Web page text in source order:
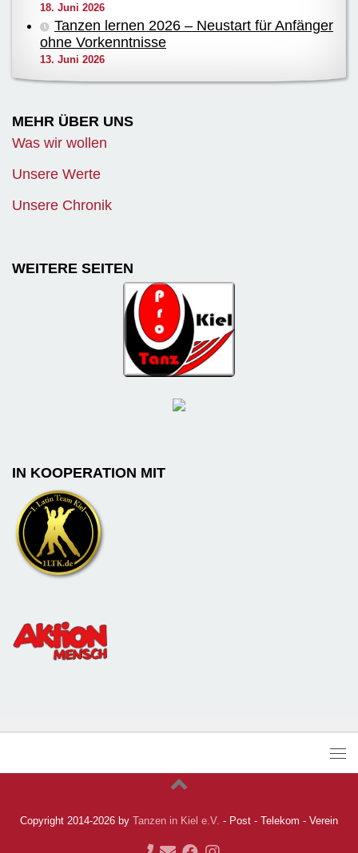
18. Juni 2026
Tanzen lernen 2026 – Neustart für Anfänger
ohne Vorkenntnisse
13. Juni 2026
MEHR ÜBER UNS
Was wir wollen
Unsere Werte
Unsere Chronik
WEITERE SEITEN
IN KOOPERATION MIT
Copyright 2014-2026 by Tanzen in Kiel e.V. - Post - Telekom - Verein